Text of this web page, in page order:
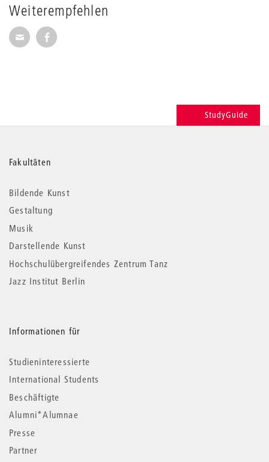
Weiterempfehlen
Seite per E-Mail weiterempfehlen
Seite auf Facebook weiterempfehlen
StudyGuide
Weitere
Informationen
Fakultäten
Bildende Kunst
Gestaltung
Musik
Darstellende Kunst
Hochschulübergreifendes Zentrum Tanz
Jazz Institut Berlin
Informationen für
Studieninteressierte
International Students
Beschäftigte
Alumni*Alumnae
Presse
Partner